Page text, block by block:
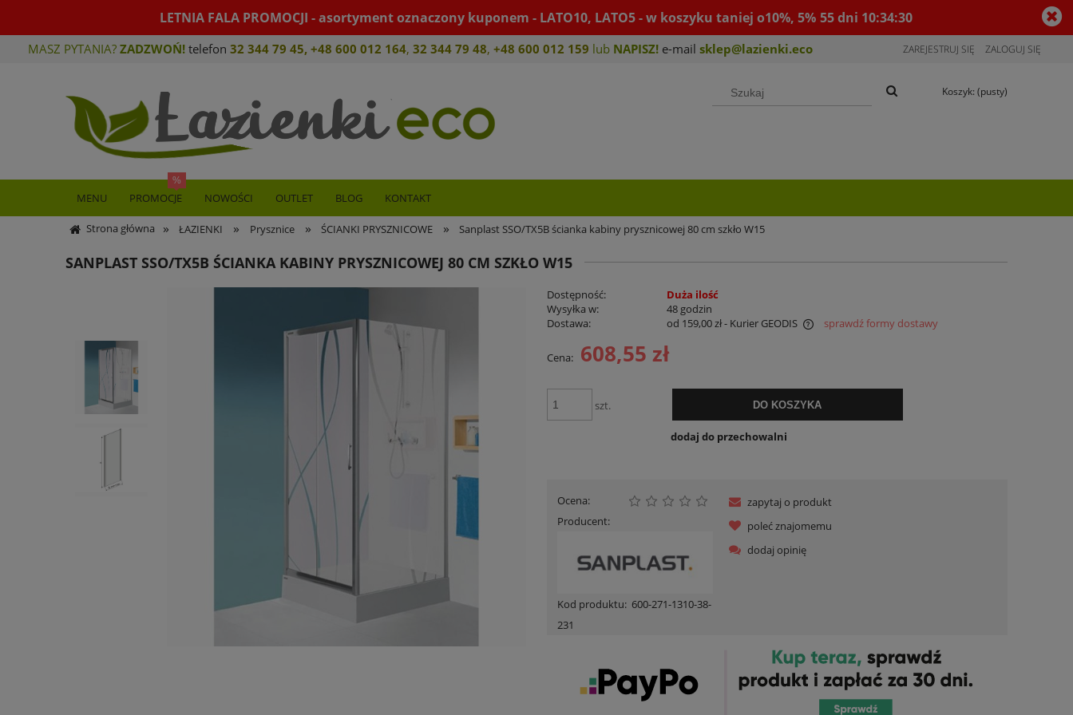
LETNIA FALA PROMOCJI - asortyment oznaczony kuponem - LATO10, LATO5 - w koszyku taniej o10%, 5% 55dni 10:34:30
MASZ PYTANIA? ZADZWOŃ! telefon 32 344 79 45, +48 600 012 164, 32 344 79 48, +48 600 012 159 lub NAPISZ! e-mail sklep@lazienki.eco ZAREJESTRUJ SIĘ ZALOGUJ SIĘ
Koszyk: (pusty)
MENU PROMOCJE NOWOŚCI OUTLET BLOG KONTAKT
Strona główna » ŁAZIENKI » Prysznice » ŚCIANKI PRYSZNICOWE » Sanplast SSO/TX5B ścianka kabiny prysznicowej 80 cm szkło W15
SANPLAST SSO/TX5B ŚCIANKA KABINY PRYSZNICOWEJ 80 CM SZKŁO W15
Dostępność:
Duża ilość
Wysyłka w:
48 godzin
Dostawa:
od 159,00 zł- Kurier GEODIS
Cena nie zawiera ewentualnych kosztów
sprawdź formy dostawy
Cena: 608,55 zł
szt. DO KOSZYKA
dodaj do przechowalni
Ocena:
Producent:
Kod produktu: 600-271-1310-38-
231
zapytaj o produkt
poleć znajomemu
dodaj opinię